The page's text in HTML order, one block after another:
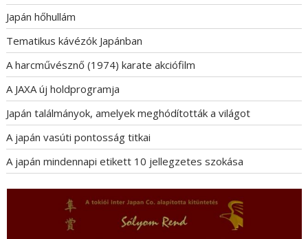
Japán hőhullám
Tematikus kávézók Japánban
A harcművésznő (1974) karate akciófilm
A JAXA új holdprogramja
Japán találmányok, amelyek meghódították a világot
A japán vasúti pontosság titkai
A japán mindennapi etikett 10 jellegzetes szokása